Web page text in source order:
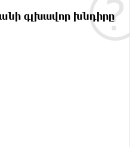
вас вводят в заблуждение.
Ucom в
գլխավոր խնդիրը